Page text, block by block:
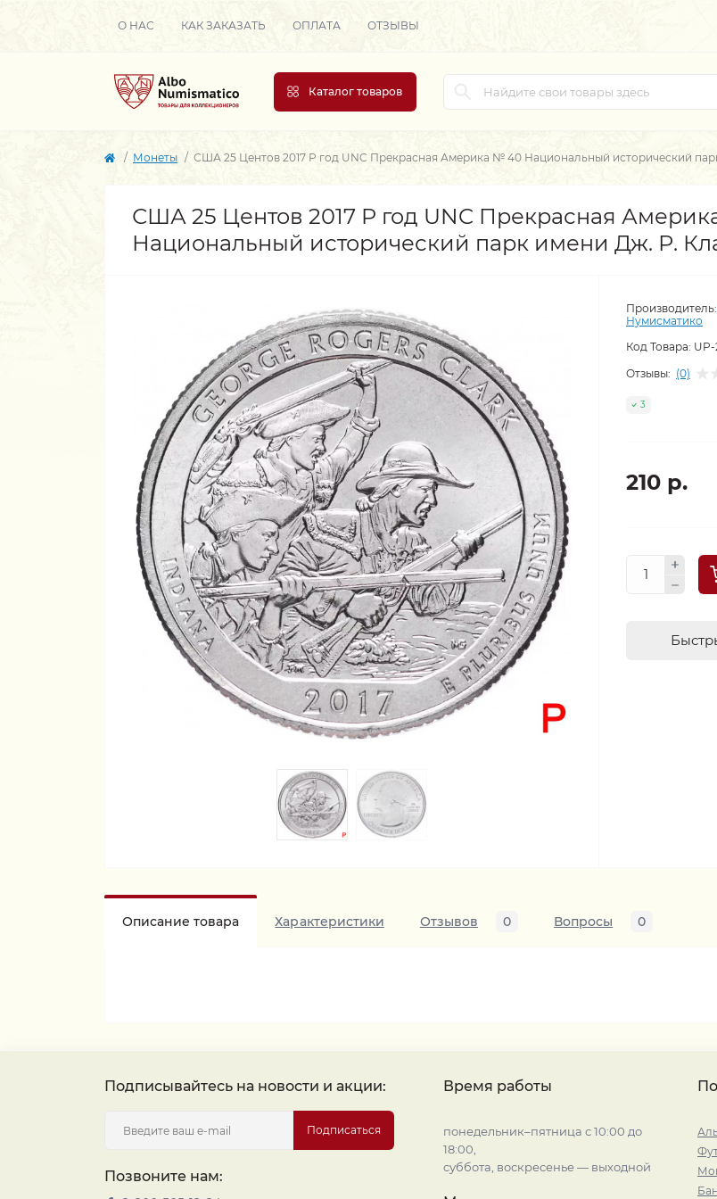
О НАС КАК ЗАКАЗАТЬ ОПЛАТА ОТЗЫВЫ
Каталог товаров
Монеты США 25 Центов 2017 P год UNC Прекрасная Америка № 40 Национальный исторический
США 25 Центов 2017 P год UNC Прекрасная
Национальный исторический парк имени Дж. Р.
Производитель:
Нумисматико
Код Товара: UP-
Отзывы: (0)
3
210 р.
Описание товара Характеристики Отзывов 0 Вопросы 0
Подписывайтесь на новости и акции:
Подписаться
Позвоните нам:
Время работы
понедельник–пятница с 10:00 до
18:00,
суббота, воскресенье — выходной